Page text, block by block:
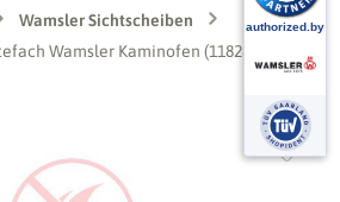
Wamsler Sichtscheiben
Wamsler Kaminofen (118287)